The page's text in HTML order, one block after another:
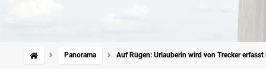
Panorama Auf Rügen: Urlauberin wird von Trecker